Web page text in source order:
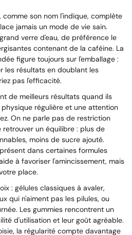
comme son nom l'indique, complète
jamais un mode de vie sain.
verre d'eau, de préférence le
contenant de la caféine. La
figure toujours sur l'emballage :
les résultats en doublant les
pas l'efficacité.
de meilleurs résultats quand ils
régulière et une attention
On ne parle pas de restriction
retrouver un équilibre : plus de
moins de sucre ajouté.
dans certaines formules
à favoriser l'amincissement, mais
place.
: gélules classiques à avaler,
qui n'aiment pas les pilules, ou
Les gummies rencontrent un
d'utilisation et leur goût agréable.
la régularité compte davantage